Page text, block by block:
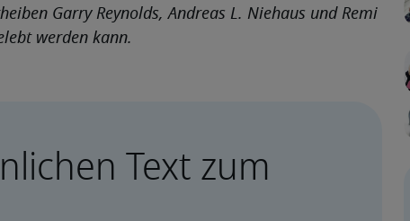
Garry Reynolds, Andreas L. Niehaus und Remi
werden kann.
Text zum